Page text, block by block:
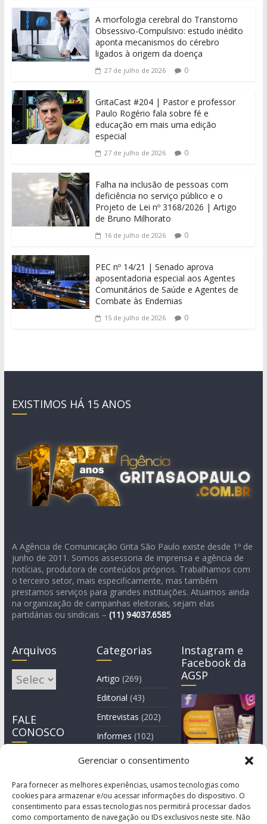
Gerenciar o consentimento
Para fornecer as melhores experiências, usamos tecnologias como
cookies para armazenar e/ou acessar informações do dispositivo. O
consentimento para essas tecnologias nos permitirá processar dados
como comportamento de navegação ou IDs exclusivos neste site. Não
A morfologia cerebral do Transtorno
Obsessivo-Compulsivo: estudo inédito
aponta mecanismos do cérebro
ligados à origem da doença
27 de julho de 2026 0
GritaCast #204 | Pastor e professor
Paulo Rogério fala sobre fé e
educação em mais uma edição
especial
27 de julho de 2026 0
Falha na inclusão de pessoas com
deficiência no serviço público e o
Projeto de Lei nº 3168/2026 | Artigo
de Bruno Milhorato
16 de julho de 2026 0
PEC nº 14/21 | Senado aprova
aposentadoria especial aos Agentes
Comunitários de Saúde e Agentes de
Combate às Endemias
15 de julho de 2026 0
EXISTIMOS HÁ 15 ANOS
A Agência de Comunicação Grita São Paulo existe desde 1º de
junho de 2011. Somos assessoria de imprensa e agência de
notícias, produtora de conteúdos próprios. Trabalhamos com
o terceiro setor, mais especificamente, mas também
prestamos serviços para grandes instituições. Atuamos ainda
na organização de campanhas eleitorais, sejam elas
partidárias ou sindicais – (11) 94037.6585
Arquivos
Arquivos
FALE
CONOSCO
Categorias
Artigo (269)
Editorial (43)
Entrevistas (202)
Informes (102)
Manchete
Instagram e
Facebook da
AGSP